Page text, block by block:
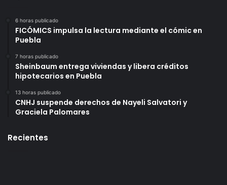
6 horas publicado
FICÓMICS impulsa la lectura mediante el cómic en
Puebla
7 horas publicado
Sheinbaum entrega viviendas y libera créditos
hipotecarios en Puebla
13 horas publicado
CNHJ suspende derechos de Nayeli Salvatori y
Graciela Palomares
Recientes